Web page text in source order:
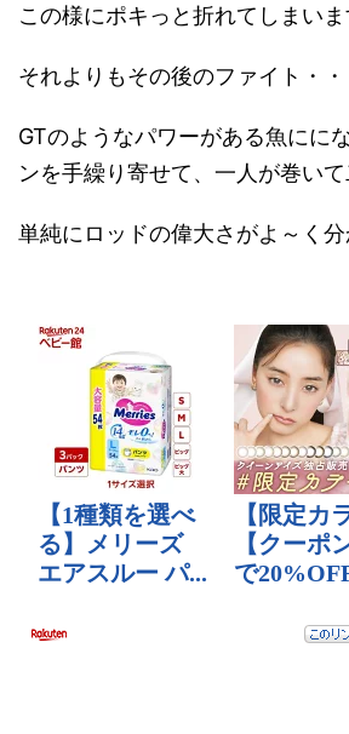
この様にポキっと折れてしまいま
それよりもその後のファイト・・
GTのようなパワーがある魚にに
ンを手繰り寄せて、一人が巻いて
単純にロッドの偉大さがよ～く分